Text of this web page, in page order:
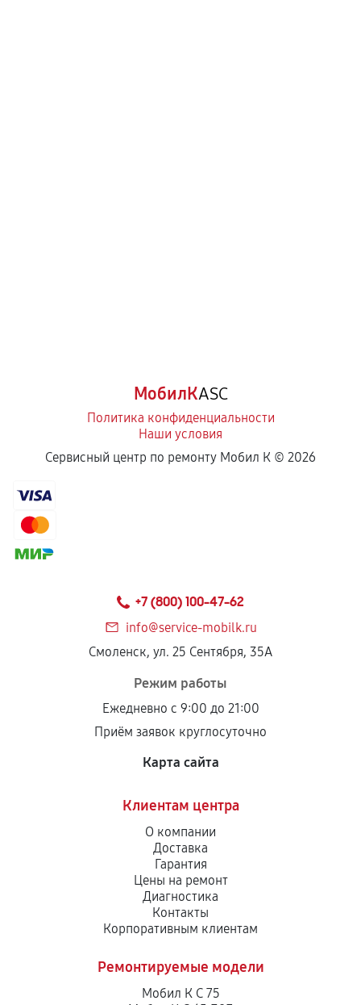
МобилКASC
Политика конфиденциальности
Наши условия
Сервисный центр по ремонту Мобил К © 2026
+7 (800) 100-47-62
info@service-mobilk.ru
Смоленск, ул. 25 Сентября, 35А
Режим работы
Ежедневно с 9:00 до 21:00
Приём заявок круглосуточно
Карта сайта
Клиентам центра
О компании
Доставка
Гарантия
Цены на ремонт
Диагностика
Контакты
Корпоративным клиентам
Ремонтируемые модели
Мобил К С 75